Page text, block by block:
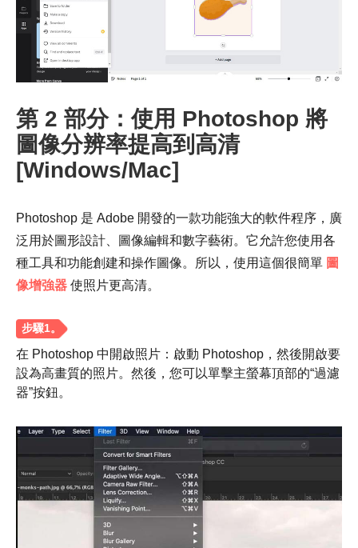
第 2 部分：使用 Photoshop 將
圖像分辨率提高到高清
[Windows/Mac]
Photoshop 是 Adobe 開發的一款功能強大的軟件程序，廣
泛用於圖形設計、圖像編輯和數字藝術。它允許您使用各
種工具和功能創建和操作圖像。所以，使用這個很簡單 圖
像增強器 使照片更高清。
在 Photoshop 中開啟照片：啟動 Photoshop，然後開啟要
設為高畫質的照片。然後，您可以單擊主螢幕頂部的“過濾
器”按鈕。